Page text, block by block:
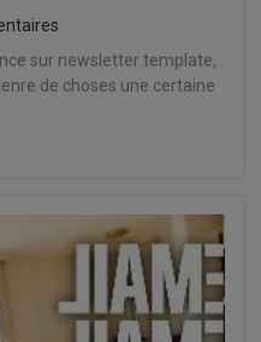
sur newsletter template,
de choses une certaine